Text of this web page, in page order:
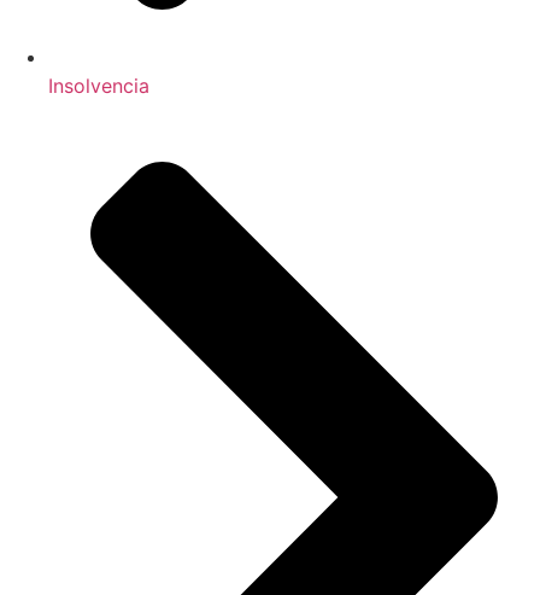
Insolvencia